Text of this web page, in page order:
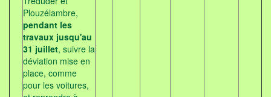
Plouzélambre,
pendant les
travaux jusqu'au
31 juillet, suivre la
déviation mise en
place, comme
pour les voitures,